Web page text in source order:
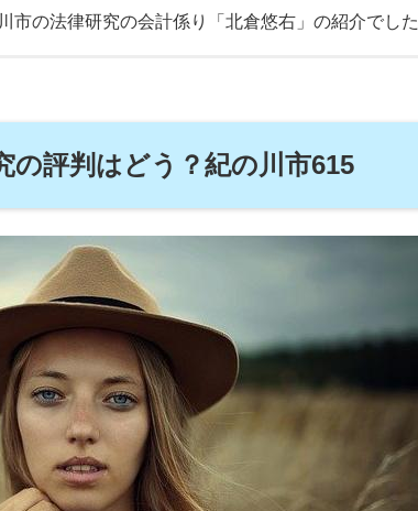
市の法律研究の会計係り「北倉悠右」の紹介でした
の評判はどう？紀の川市615